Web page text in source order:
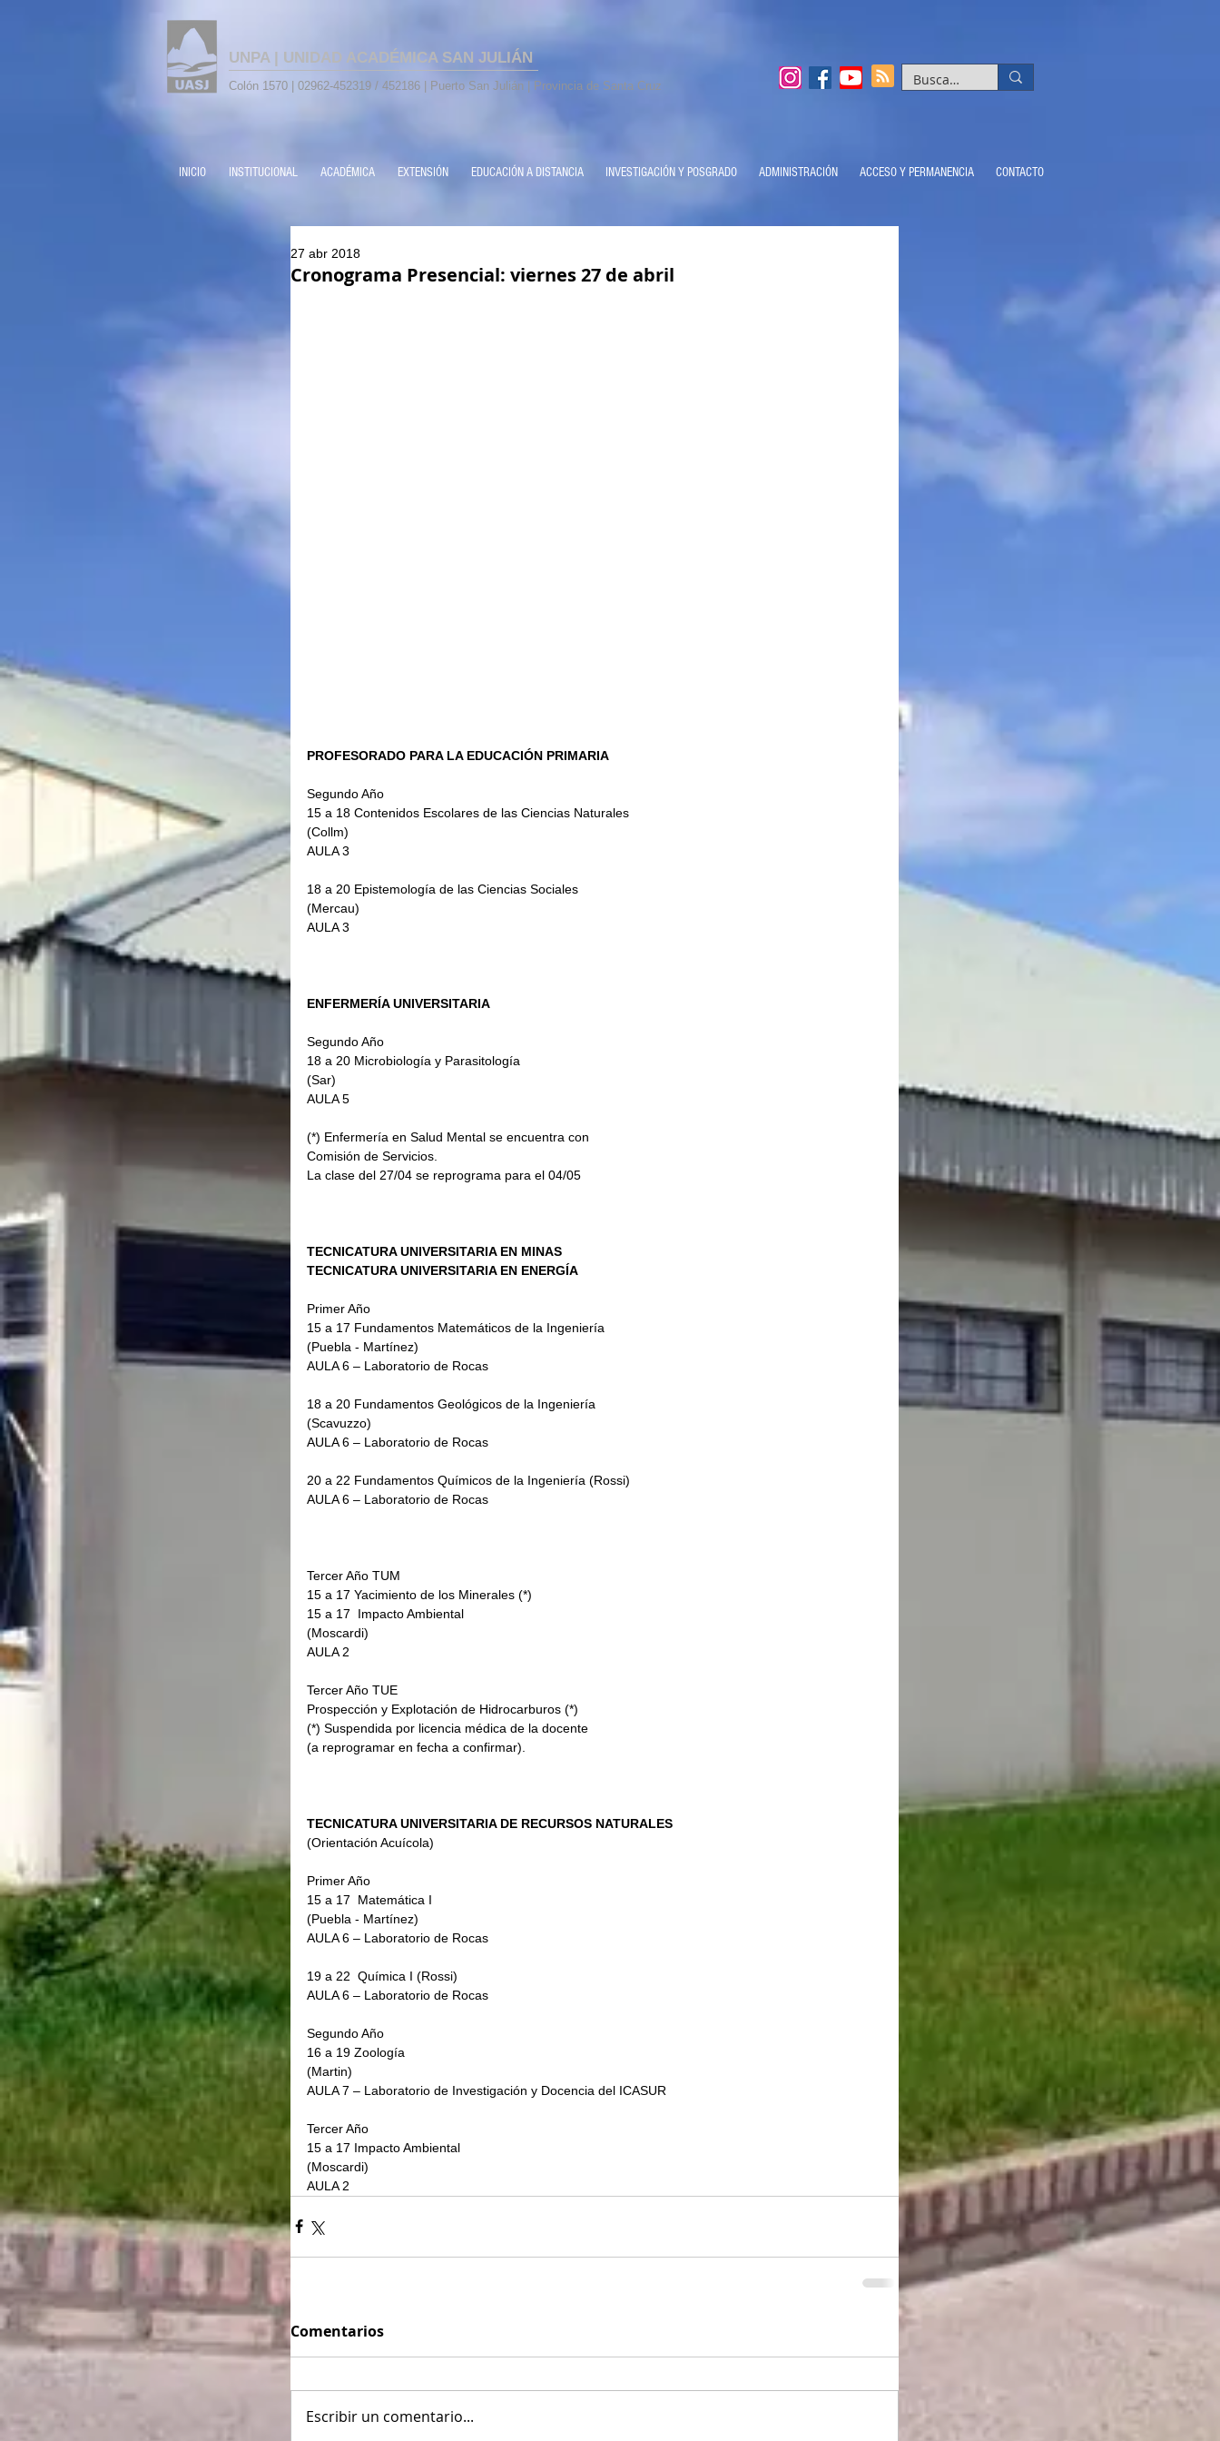
UNPA | UNIDAD ACADÉMICA SAN JULIÁN
Colón 1570 | 02962-452319 / 452186 | Puerto San Julián | Provincia de Santa Cruz
INICIO INSTITUCIONAL ACADÉMICA EXTENSIÓN EDUCACIÓN A DISTANCIA INVESTIGACIÓN Y POSGRADO ADMINISTRACIÓN ACCESO Y PERMANENCIA CONTACTO
Cronograma Presencial: viernes 27 de abril
27 abr 2018
PROFESORADO PARA LA EDUCACIÓN PRIMARIA
Segundo Año
15 a 18 Contenidos Escolares de las Ciencias Naturales
(Collm)
AULA 3
18 a 20 Epistemología de las Ciencias Sociales
(Mercau)
AULA 3
ENFERMERÍA UNIVERSITARIA
Segundo Año
18 a 20 Microbiología y Parasitología
(Sar)
AULA 5
(*) Enfermería en Salud Mental se encuentra con
Comisión de Servicios.
La clase del 27/04 se reprograma para el 04/05
TECNICATURA UNIVERSITARIA EN MINAS
TECNICATURA UNIVERSITARIA EN ENERGÍA
Primer Año
15 a 17 Fundamentos Matemáticos de la Ingeniería
(Puebla - Martínez)
AULA 6 – Laboratorio de Rocas
18 a 20 Fundamentos Geológicos de la Ingeniería
(Scavuzzo)
AULA 6 – Laboratorio de Rocas
20 a 22 Fundamentos Químicos de la Ingeniería (Rossi)
AULA 6 – Laboratorio de Rocas
Tercer Año TUM
15 a 17 Yacimiento de los Minerales (*)
15 a 17  Impacto Ambiental
(Moscardi)
AULA 2
Tercer Año TUE
Prospección y Explotación de Hidrocarburos (*)
(*) Suspendida por licencia médica de la docente
(a reprogramar en fecha a confirmar).
TECNICATURA UNIVERSITARIA DE RECURSOS NATURALES
(Orientación Acuícola)
Primer Año
15 a 17  Matemática I
(Puebla - Martínez)
AULA 6 – Laboratorio de Rocas
19 a 22  Química I (Rossi)
AULA 6 – Laboratorio de Rocas
Segundo Año
16 a 19 Zoología
(Martin)
AULA 7 – Laboratorio de Investigación y Docencia del ICASUR
Tercer Año
15 a 17 Impacto Ambiental
(Moscardi)
AULA 2
Comentarios
Escribir un comentario...